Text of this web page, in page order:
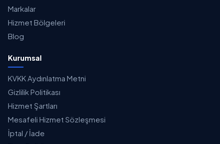
Markalar
Hizmet Bölgeleri
Blog
Kurumsal
KVKK Aydınlatma Metni
Gizlilik Politikası
Hizmet Şartları
Mesafeli Hizmet Sözleşmesi
İptal / İade